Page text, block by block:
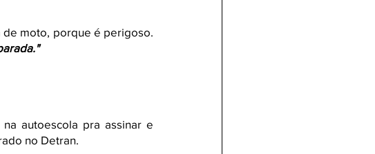
de moto, porque é perigoso.
autoescola pra assinar e
no Detran.